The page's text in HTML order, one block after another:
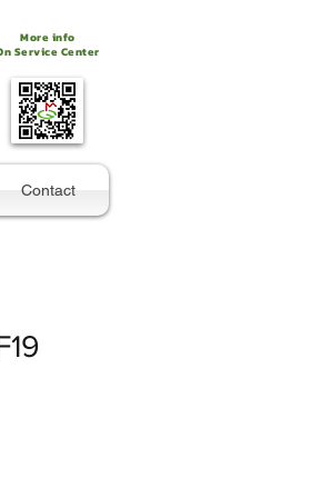
More info
Service Center
Contact